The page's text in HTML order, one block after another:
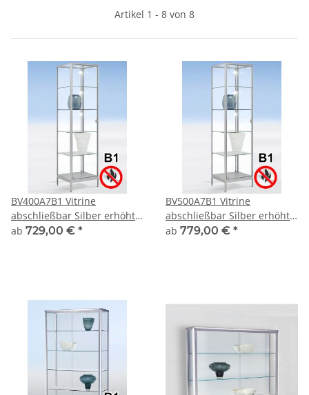
Artikel 1 - 8 von 8
BV400A7B1 Vitrine
abschließbar Silber erhöht
auf kurzen Beinen
ab 729,00 € *
BV500A7B1 Vitrine
abschließbar Silber erhöht
auf kurzen Beinen
ab 779,00 € *